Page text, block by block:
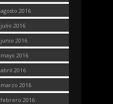
agosto 2016
julio 2016
junio 2016
mayo 2016
abril 2016
marzo 2016
febrero 2016